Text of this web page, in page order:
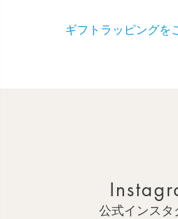
ギフトラッピングを
公式インスタ